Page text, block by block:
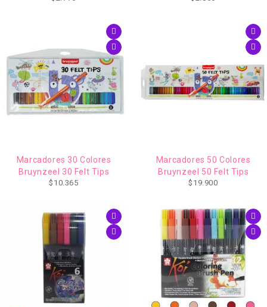
Marcadores 30 Colores
Bruynzeel 30 Felt Tips
$ 10.365
Marcadores 50 Colores
Bruynzeel 50 Felt Tips
$ 19.900